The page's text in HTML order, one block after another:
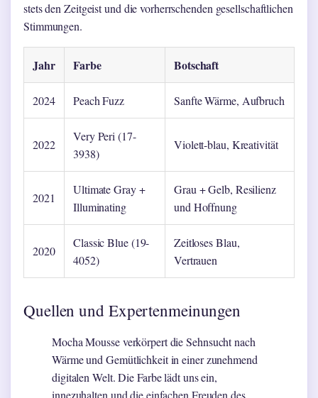
stets den Zeitgeist und die vorherrschenden gesellschaftlichen
Stimmungen.
Jahr Farbe Botschaft
2024 Peach Fuzz Sanfte Wärme, Aufbruch
2022
Very Peri (17-
3938)
Violett-blau, Kreativität
2021
Ultimate Gray +
Illuminating
Grau + Gelb, Resilienz
und Hoffnung
2020
Classic Blue (19-
4052)
Zeitloses Blau,
Vertrauen
Quellen und Expertenmeinungen
Mocha Mousse verkörpert die Sehnsucht nach
Wärme und Gemütlichkeit in einer zunehmend
digitalen Welt. Die Farbe lädt uns ein,
innezuhalten und die einfachen Freuden des